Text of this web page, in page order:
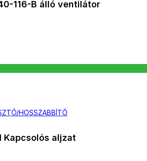
116-B álló ventilátor
HOSSZABBÍTÓ
Kapcsolós aljzat